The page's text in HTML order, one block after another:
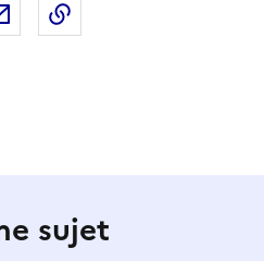
X (anciennement Twitter)
sur LinkedIn
Partager par email
sujet